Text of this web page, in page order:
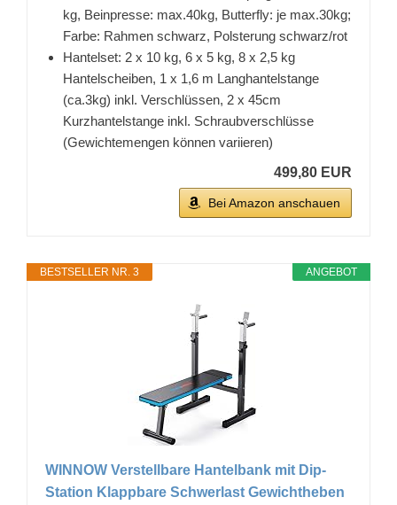
kg, Beinpresse: max.40kg, Butterfly: je max.30kg;
Farbe: Rahmen schwarz, Polsterung schwarz/rot
Hantelset: 2 x 10 kg, 6 x 5 kg, 8 x 2,5 kg
Hantelscheiben, 1 x 1,6 m Langhantelstange
(ca.3kg) inkl. Verschlüssen, 2 x 45cm
Kurzhantelstange inkl. Schraubverschlüsse
(Gewichtemengen können variieren)
499,80 EUR
Bei Amazon anschauen
ANGEBOT
BESTSELLER NR. 3
WINNOW Verstellbare Hantelbank mit Dip-
Station Klappbare Schwerlast Gewichtheben